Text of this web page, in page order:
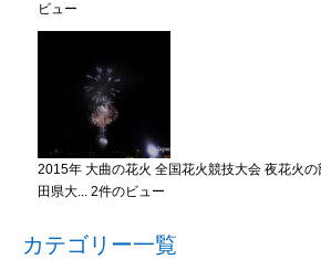
ビュー
2015年 大曲の花火 全国花火競技大会 夜花火
田県大... 2件のビュー
カテゴリー一覧